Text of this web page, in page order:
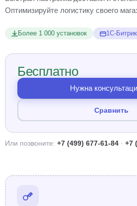
Оптимизируйте логистику своего
Более 1 000 установок 1С-
Бесплатно
Нужна
Сравнить
Или позвоните: +7 (499) 677-61-84 · +7